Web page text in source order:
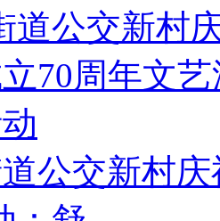
公交新村